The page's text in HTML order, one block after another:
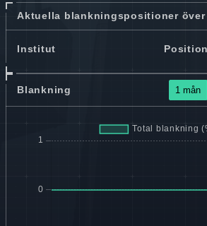
Aktuella blankningspositioner över
Institut Position
Blankning 1 mån